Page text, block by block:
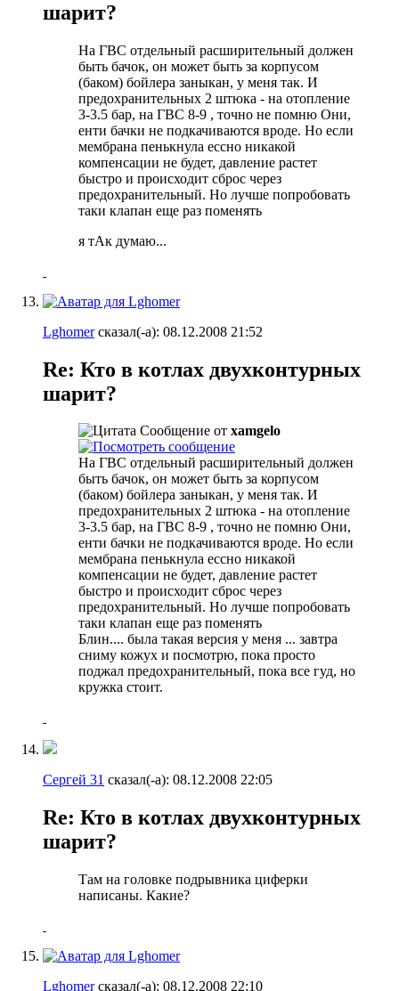
шарит?
На ГВС отдельный расширительный должен
быть бачок, он может быть за корпусом
(баком) бойлера заныкан, у меня так. И
предохранительных 2 штюка - на отопление
3-3.5 бар, на ГВС 8-9 , точно не помню Они,
енти бачки не подкачиваются вроде. Но если
мембрана пенькнула ессно никакой
компенсации не будет, давление растет
быстро и происходит сброс через
предохранительный. Но лучше попробовать
таки клапан еще раз поменять
я тАк думаю...
Lghomerсказал(-а): 08.12.2008 21:52
Re: Кто в котлах двухконтурных
шарит?
Сообщение от xamgelo
На ГВС отдельный расширительный должен
быть бачок, он может быть за корпусом
(баком) бойлера заныкан, у меня так. И
предохранительных 2 штюка - на отопление
3-3.5 бар, на ГВС 8-9 , точно не помню Они,
енти бачки не подкачиваются вроде. Но если
мембрана пенькнула ессно никакой
компенсации не будет, давление растет
быстро и происходит сброс через
предохранительный. Но лучше попробовать
таки клапан еще раз поменять
Блин.... была такая версия у меня ... завтра
сниму кожух и посмотрю, пока просто
поджал предохранительный, пока все гуд, но
кружка стоит.
Сергей 31 сказал(-а): 08.12.2008 22:05
Re: Кто в котлах двухконтурных
шарит?
Там на головке подрывника циферки
написаны. Какие?
Lghomerсказал(-а): 08.12.2008 22:10